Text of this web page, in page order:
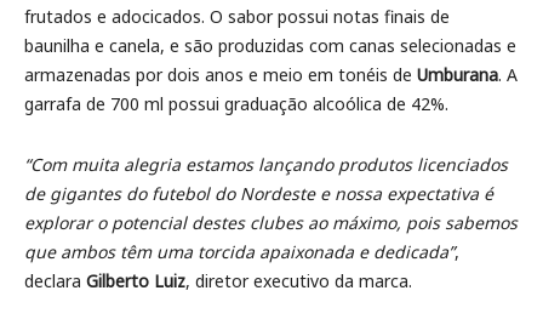
frutados e adocicados. O sabor possui notas finais de
baunilha e canela, e são produzidas com canas selecionadas e
armazenadas por dois anos e meio em tonéis de Umburana. A
garrafa de 700 ml possui graduação alcoólica de 42%.
“Com muita alegria estamos lançando produtos licenciados
de gigantes do futebol do Nordeste e nossa expectativa é
explorar o potencial destes clubes ao máximo, pois sabemos
que ambos têm uma torcida apaixonada e dedicada”,
declara Gilberto Luiz, diretor executivo da marca.